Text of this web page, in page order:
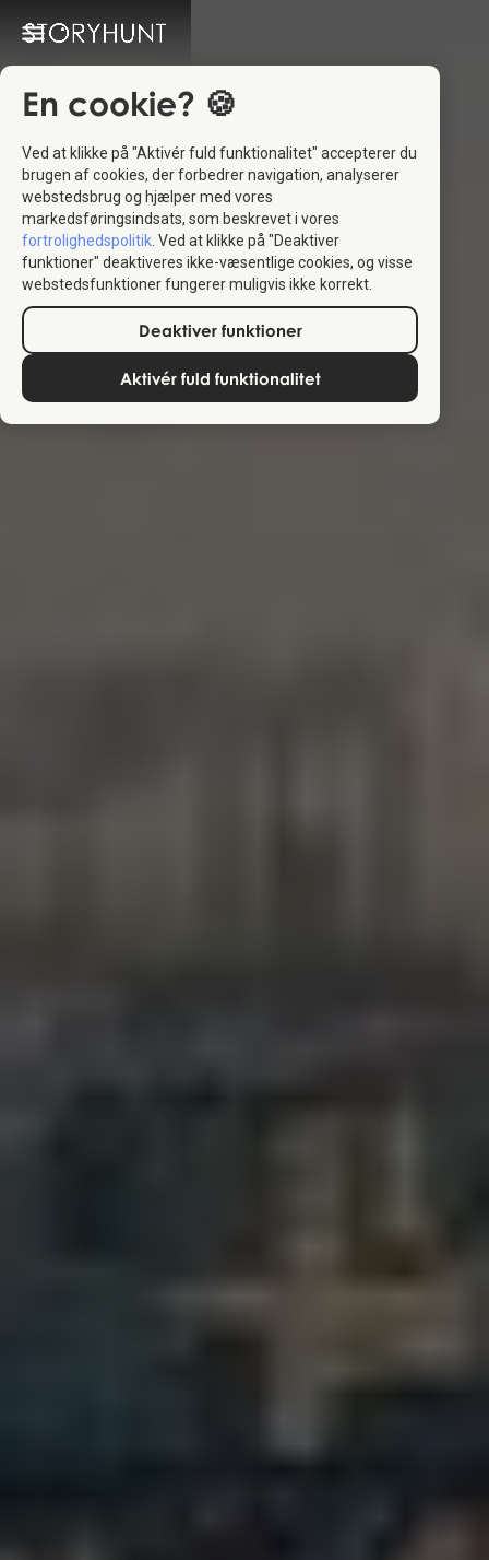
En cookie? 🍪
Ved at klikke på "Aktivér fuld funktionalitet" accepterer du
brugen af cookies, der forbedrer navigation, analyserer
webstedsbrug og hjælper med vores
markedsføringsindsats, som beskrevet i vores
fortrolighedspolitik . Ved at klikke på "Deaktiver
funktioner" deaktiveres ikke-væsentlige cookies, og visse
webstedsfunktioner fungerer muligvis ikke korrekt.
Deaktiver funktioner
Aktivér fuld funktionalitet